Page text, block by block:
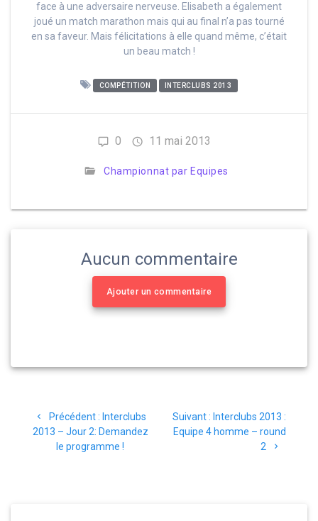
face à une adversaire nerveuse. Elisabeth a également
joué un match marathon mais qui au final n’a pas tourné
en sa faveur. Mais félicitations à elle quand même, c’était
un beau match !
COMPÉTITION INTERCLUBS 2013
0 11 mai 2013
Championnat par Equipes
Aucun commentaire
Ajouter un commentaire
de
l’article
Précédent : Article
précédent
:
Interclubs
2013 – Jour 2: Demandez
le programme !
Suivant : Article
suivant
Interclubs 2013 :
Equipe 4 homme – round
2